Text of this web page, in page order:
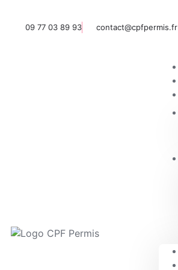
09 77 03 89 93 contact@cpfpermis.fr